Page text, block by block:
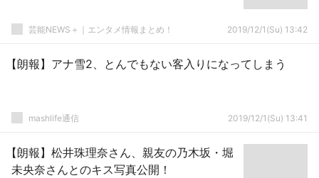
芸能NEWS＋｜エンタメ情報まとめ！ 2019/12/1(Su) 13:42
【朗報】アナ雪2、とんでもない客入りになってしまう
mashlife通信 2019/12/1(Su) 13:41
【朗報】松井珠理奈さん、親友の乃木坂・堀
未央奈さんとのキス写真公開！